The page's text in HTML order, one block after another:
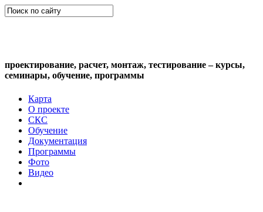
проектирование, расчет, монтаж, тестирование – курсы,
семинары, обучение, программы
Карта
О проекте
СКС
Обучение
Документация
Программы
Фото
Видео